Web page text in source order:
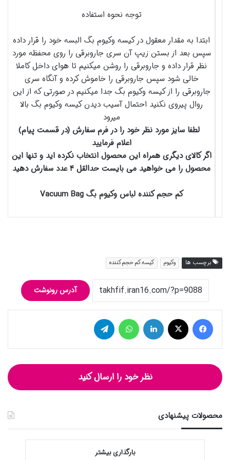
توجه نحوه استفاده
ابتدا به مقدار معقول در کیسه وکیوم بگ البسه خود را قرار داده
سپس بعد از بستن زیپ آن سری جاروبرقی را روی محفظه مورد
نظر قرار داده و جاروبرقی را روشن میکنیم تا هوای داخل کاملا
خالی شود سپس جاروبرقی را خاموش کرده و آنگاه سری
جاروبرقی را از کیسه وکیوم بگ جدا میکنیم در صورتی که از این
روال پیروی نکنید احتمال آسیب دیدن کیسه وکیوم بگ بالا
میرود
لطفا سایز مورد نظر خود را در فرم سفارش (در قسمت پیام)
اعلام فرمایید
اگر کالای دیگری همراه این محصول انتخاب نکرده اید و تنها این
محصول را می خواهید می بایست حدالقل ۴ عدد سفارش دهید
کم حجم کننده لباس وکیوم بگ Vacuum Bag
برچسب ها وکیوم کیسه کم حجم کننده
آدرس رونوشت
فیس بوک لینکدین
نظر خود را ارسال کنید
محصولات پیشنهادی
بارگذاری بیشتر